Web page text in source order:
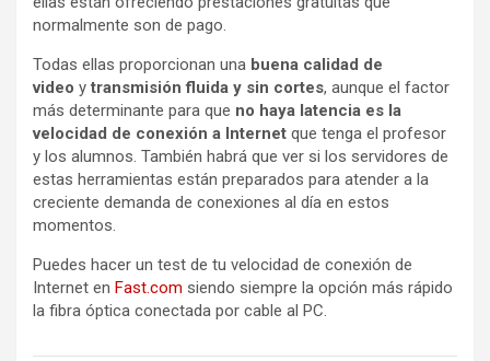
normalmente son de pago.
Todas ellas proporcionan una buena calidad de
video ytransmisión fluida y sin cortes, aunque el factor
más determinante para que no haya latencia es la
velocidad de conexión a Internet que tenga el profesor
y los alumnos. También habrá que ver si los servidores de
estas herramientas están preparados para atender a la
creciente demanda de conexiones al día en estos
momentos.
Puedes hacer un test de tu velocidad de conexión de
Internet en Fast.com siendo siempre la opción más rápido
la fibra óptica conectada por cable al PC.